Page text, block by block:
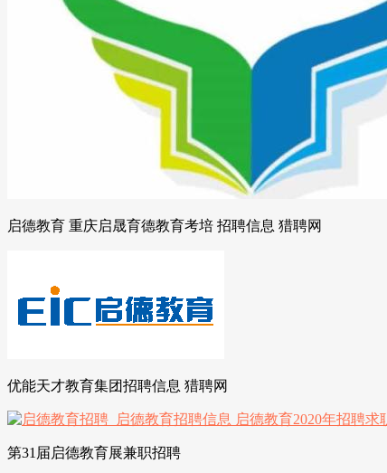
启德教育 重庆启晟育德教育考培 招聘信息 猎聘网
优能天才教育集团招聘信息 猎聘网
第31届启德教育展兼职招聘